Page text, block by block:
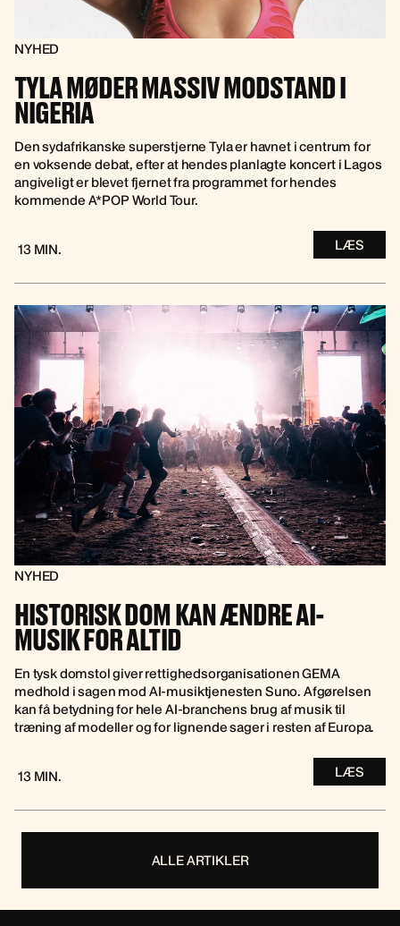
NYHED
TYLA MØDER MASSIV MODSTAND I
NIGERIA
Den sydafrikanske superstjerne Tyla er havnet i centrum for
en voksende debat, efter at hendes planlagte koncert i Lagos
angiveligt er blevet fjernet fra programmet for hendes
kommende A*POP World Tour.
13 MIN. LÆS
NYHED
HISTORISK DOM KAN ÆNDRE AI-
MUSIK FOR ALTID
En tysk domstol giver rettighedsorganisationen GEMA
medhold i sagen mod AI-musiktjenesten Suno. Afgørelsen
kan få betydning for hele AI-branchens brug af musik til
træning af modeller og for lignende sager i resten af Europa.
13 MIN. LÆS
ALLE ARTIKLER